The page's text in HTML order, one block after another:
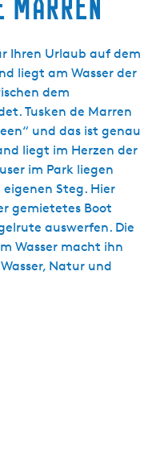
Marren
Ihren Urlaub auf dem
liegt am Wasser der
dem
Tusken de Marren
und das ist genau
liegt im Herzen der
im Park liegen
Steg. Hier
gemietetes Boot
auswerfen. Die
Wasser macht ihn
Natur und